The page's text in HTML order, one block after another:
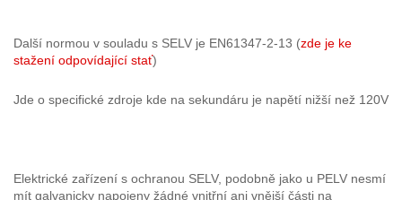
Další normou v souladu s SELV je EN61347-2-13 (zde je ke
stažení odpovídající stať)
Jde o specifické zdroje kde na sekundáru je napětí nižší než 120V
Elektrické zařízení s ochranou SELV, podobně jako u PELV nesmí
mít galvanicky napojeny žádné vnitřní ani vnější části na